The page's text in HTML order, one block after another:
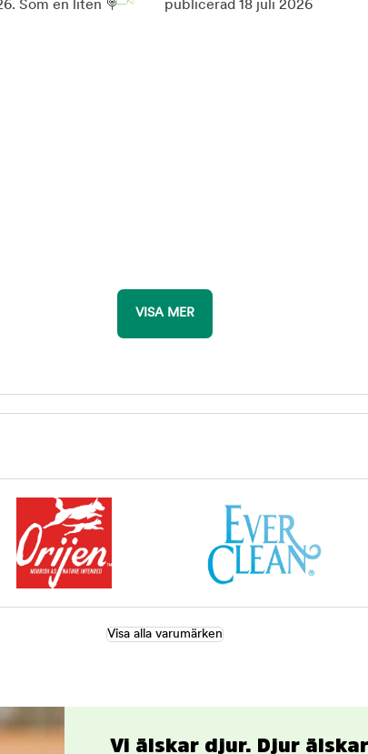
VISA MER
Visa alla varumärken
Vi älskar djur. Djur